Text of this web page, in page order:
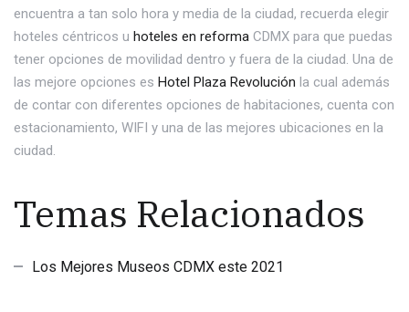
encuentra a tan solo hora y media de la ciudad, recuerda elegir
hoteles céntricos u hoteles en reforma CDMX para que puedas
tener opciones de movilidad dentro y fuera de la ciudad. Una de
las mejore opciones es Hotel Plaza Revolución la cual además
de contar con diferentes opciones de habitaciones, cuenta con
estacionamiento, WIFI y una de las mejores ubicaciones en la
ciudad.
Temas Relacionados
Los Mejores Museos CDMX este 2021